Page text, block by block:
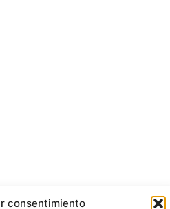
consentimiento